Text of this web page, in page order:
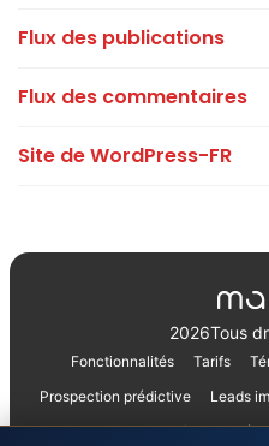
Flux des publications
Flux des commentaires
Site de WordPress-FR
2026Tous
Fonctionnalités Tarifs
Prospection prédictive
Leads
Confidentialité